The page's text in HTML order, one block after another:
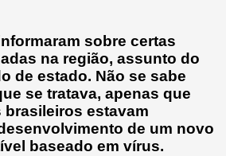
sobre certas
na região, assunto do
de estado. Não se sabe
se tratava, apenas que
estavam
de um novo
baseado em vírus.